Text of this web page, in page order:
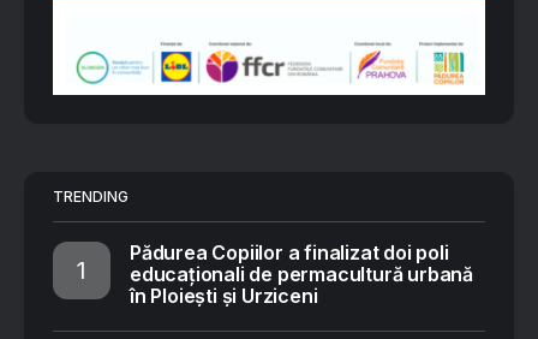
TRENDING
Pădurea Copiilor a finalizat doi poli
educaționali de permacultură urbană
în Ploiești și Urziceni